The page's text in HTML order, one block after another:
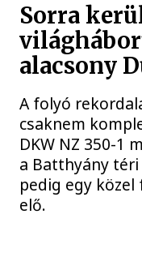
Sorra
alacsony
A folyó
csaknem
DKW NZ 350-1
a Batthyány
pedig egy
elő.